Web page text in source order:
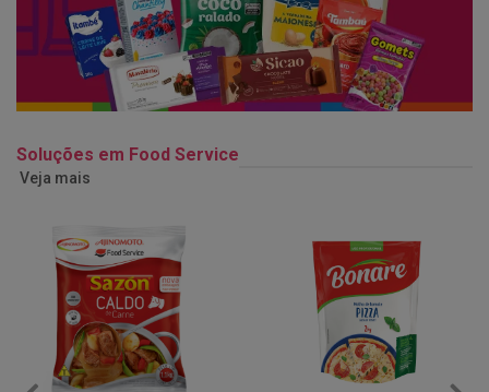
Soluções em Food Service
Veja mais